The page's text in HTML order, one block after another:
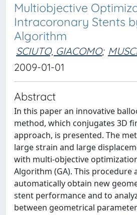
Multiobjective
Intracoronary Stents
Algorithm
SCIUTO, GIACOMO;
2009-01-01
Abstract
In this paper an innovative
method, which conjugates 3D
approach, is presented. The
large strain and large
with multi-objective
Algorithm (GA). This procedure
automatically obtain new
stent performance and to
between geometrical